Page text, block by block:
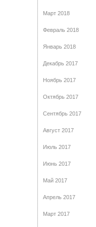
Март 2018
Февраль 2018
Январь 2018
Декабрь 2017
Ноябрь 2017
Октябрь 2017
Сентябрь 2017
Август 2017
Июль 2017
Июнь 2017
Май 2017
Апрель 2017
Март 2017